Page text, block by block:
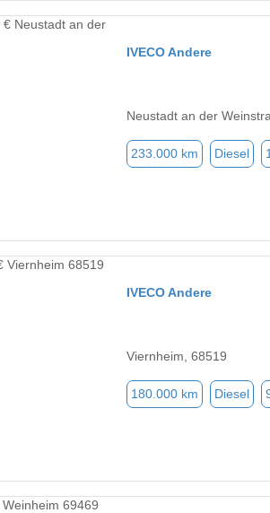
IVECO Andere
Neustadt an der
233.000 km Diesel
IVECO Andere
Viernheim, 68519
180.000 km Diesel